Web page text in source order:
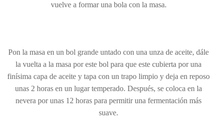
vuelve a formar una bola con la masa.
Pon la masa en un bol grande untado con una unza de aceite, dále
la vuelta a la masa por este bol para que este cubierta por una
finísima capa de aceite y tapa con un trapo limpio y deja en reposo
unas 2 horas en un lugar temperado. Después, se coloca en la
nevera por unas 12 horas para permitir una fermentación más
suave.